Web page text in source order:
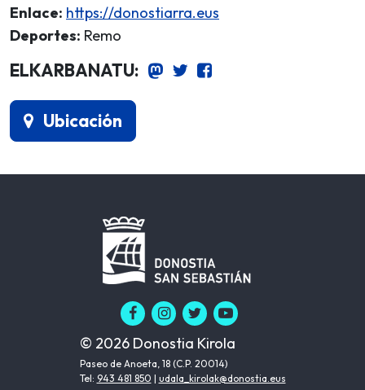
Enlace: https://donostiarra.eus
Deportes: Remo
ELKARBANATU:
Ubicación
© 2026 Donostia Kirola
Paseo de Anoeta, 18 (C.P. 20014)
Tel: 943 481 850 | udala_kirolak@donostia.eus